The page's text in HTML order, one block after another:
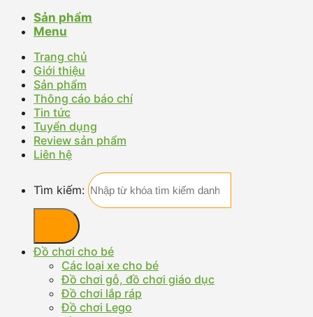
Sản phẩm
Menu
Trang chủ
Giới thiệu
Sản phẩm
Thông cáo báo chí
Tin tức
Tuyển dụng
Review sản phẩm
Liên hệ
Tìm kiếm:
Đồ chơi cho bé
Các loại xe cho bé
Đồ chơi gỗ, đồ chơi giáo dục
Đồ chơi lắp ráp
Đồ chơi Lego